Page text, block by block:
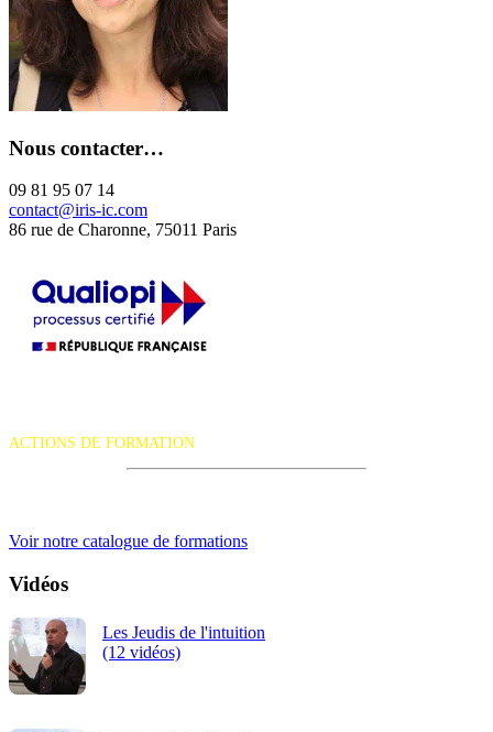
Nous contacter…
09 81 95 07 14
contact@iris-ic.com
86 rue de Charonne, 75011 Paris
ACTIONS DE FORMATION
Voir notre catalogue de formations
Vidéos
Les Jeudis de l'intuition
(12 vidéos)